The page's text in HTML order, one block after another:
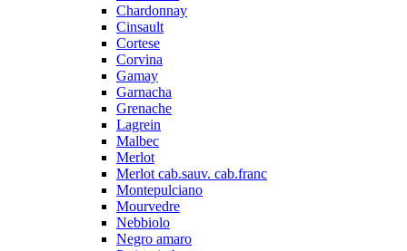
Chardonnay
Cinsault
Cortese
Corvina
Gamay
Garnacha
Grenache
Lagrein
Malbec
Merlot
Merlot cab.sauv. cab.franc
Montepulciano
Mourvedre
Nebbiolo
Negro amaro